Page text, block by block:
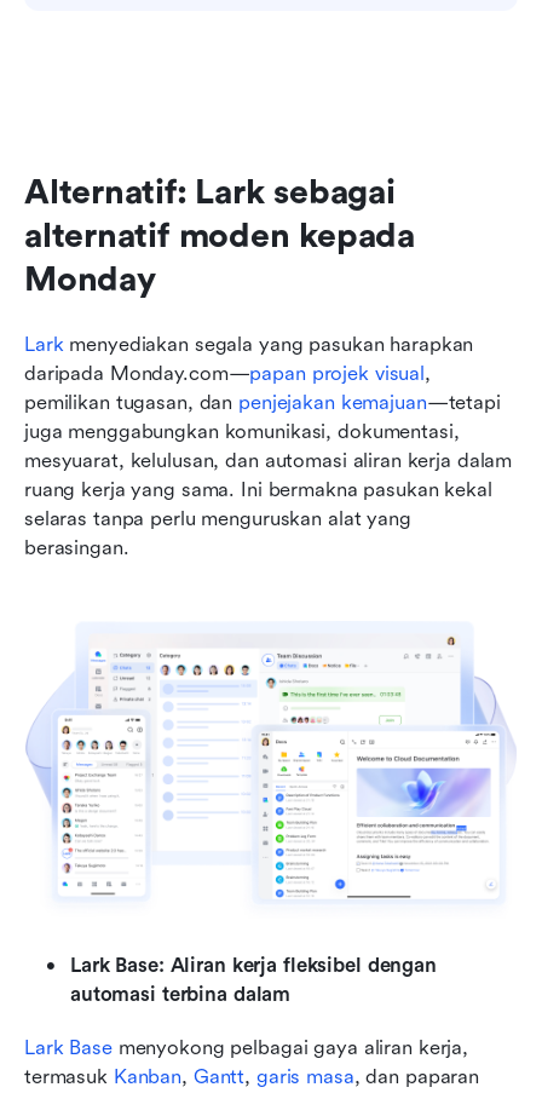
Alternatif: Lark sebagai
alternatif moden kepada
Monday
Lark menyediakan segala yang pasukan harapkan
daripada Monday.com—papan projek visual,
pemilikan tugasan, dan penjejakan kemajuan—tetapi
juga menggabungkan komunikasi, dokumentasi,
mesyuarat, kelulusan, dan automasi aliran kerja dalam
ruang kerja yang sama. Ini bermakna pasukan kekal
selaras tanpa perlu menguruskan alat yang
berasingan.
Lark Base: Aliran kerja fleksibel dengan
automasi terbina dalam
Lark Base menyokong pelbagai gaya aliran kerja,
termasuk Kanban, Gantt, garis masa